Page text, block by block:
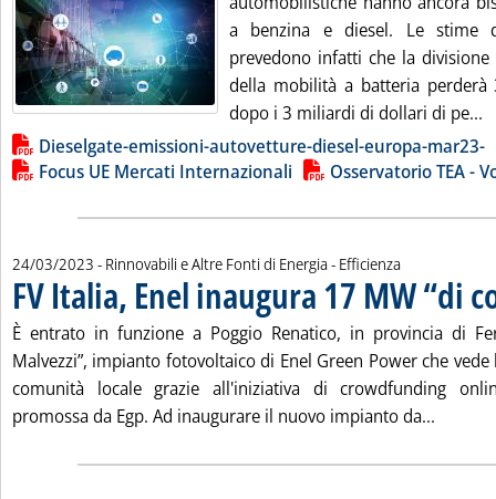
a benzina e diesel. Le
prevedono infatti che la
della mobilità a batteria
dopo i 3 miliardi di dollari di pe...
Lista allegati PDF alla notizia
Dieselgate-emissioni-autovetture-diesel-europa-mar23-
Focus UE Mercati Internazionali
Osservatorio TEA -
24/03/2023 - Rinnovabili e Altre Fonti di Energia - Efficienza
FV Italia, Enel inaugura 17 MW “di
È entrato in funzione a Poggio Renatico, in provincia di
Malvezzi”, impianto fotovoltaico di Enel Green Power che
comunità locale grazie all'iniziativa di crowdfunding
promossa da Egp. Ad inaugurare il nuovo impianto da...